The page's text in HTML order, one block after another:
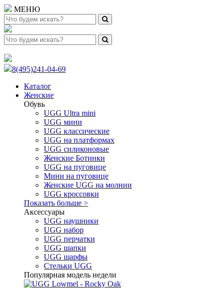
МЕНЮ
8(495)241-04-69
Каталог
Женские
Обувь
UGG Ultra mini
UGG мини
UGG классические
UGG на платформах
UGG силиконовые
Женские Ботинки
UGG на пуговице
Мини на пуговице
Женские UGG на молнии
UGG кроссовки
Показать больше >
Аксессуары
UGG наушники
UGG набор
UGG перчатки
UGG шапки
UGG шарфы
Стельки UGG
Популярная модель недели